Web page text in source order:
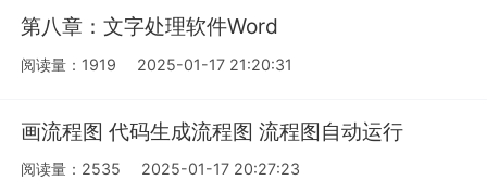
第八章：文字处理软件Word
阅读量：1919 2025-01-17 21:20:31
画流程图 代码生成流程图 流程图自动运行
阅读量：2535 2025-01-17 20:27:23